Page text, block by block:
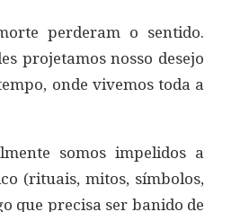
perderam o sentido.
projetamos nosso desejo
onde vivemos toda a
somos impelidos a
(rituais, mitos, símbolos,
que precisa ser banido de